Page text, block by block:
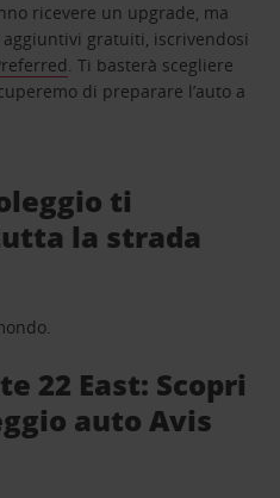
ricevere un upgrade, ma
gratuiti, iscrivendosi
. Ti basterà scegliere
di preparare l’auto a
ti
la strada
22 East: Scopri
auto Avis